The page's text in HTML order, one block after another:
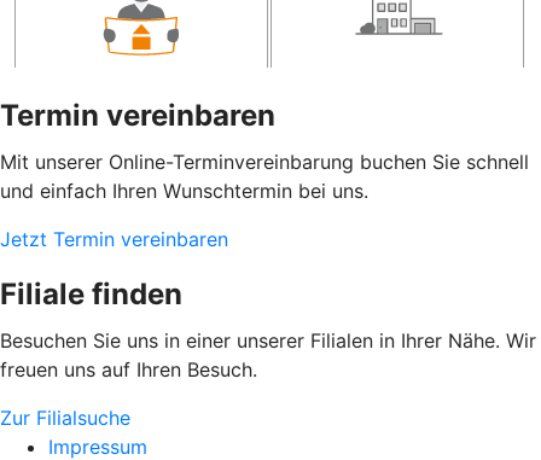
Termin vereinbaren
Mit unserer Online-Terminvereinbarung buchen Sie schnell
und einfach Ihren Wunschtermin bei uns.
Jetzt Termin vereinbaren
Filiale finden
Besuchen Sie uns in einer unserer Filialen in Ihrer Nähe. Wir
freuen uns auf Ihren Besuch.
Zur Filialsuche
Impressum